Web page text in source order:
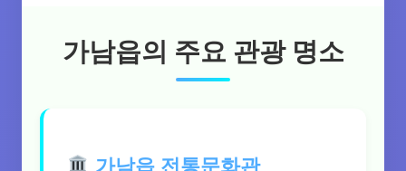
가남읍의 주요 관광 명소
가남읍 전통문화관